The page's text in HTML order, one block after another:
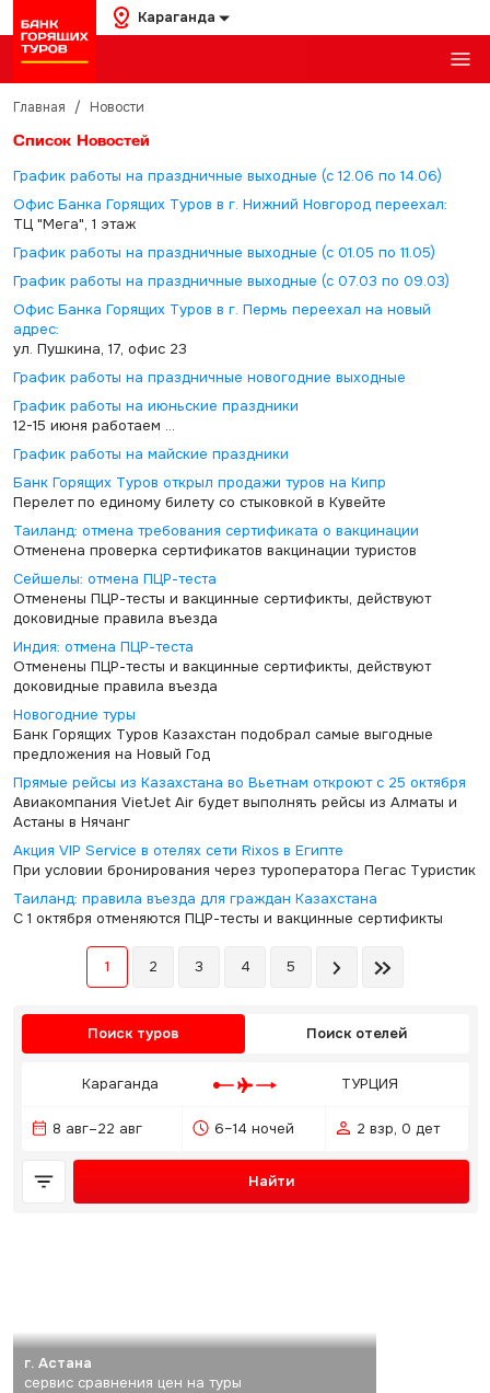
Караганда
Главная / Новости
Список Новостей
График работы на праздничные выходные (с 12.06 по 14.06)
Офис Банка Горящих Туров в г. Нижний Новгород переехал:
ТЦ "Мега", 1 этаж
График работы на праздничные выходные (с 01.05 по 11.05)
График работы на праздничные выходные (с 07.03 по 09.03)
Офис Банка Горящих Туров в г. Пермь переехал на новый
адрес:
ул. Пушкина, 17, офис 23
График работы на праздничные новогодние выходные
График работы на июньские праздники
12-15 июня работаем ...
График работы на майские праздники
Банк Горящих Туров открыл продажи туров на Кипр
Перелет по единому билету со стыковкой в Кувейте
Таиланд: отмена требования сертификата о вакцинации
Отменена проверка сертификатов вакцинации туристов
Сейшелы: отмена ПЦР-теста
Отменены ПЦР-тесты и вакцинные сертификты, действуют
доковидные правила въезда
Индия: отмена ПЦР-теста
Отменены ПЦР-тесты и вакцинные сертификты, действуют
доковидные правила въезда
Новогодние туры
Банк Горящих Туров Казахстан подобрал самые выгодные
предложения на Новый Год
Прямые рейсы из Казахстана во Вьетнам откроют с 25 октября
Авиакомпания VietJet Air будет выполнять рейсы из Алматы и
Астаны в Нячанг
Акция VIP Service в отелях сети Rixos в Египте
При условии бронирования через туроператора Пегас Туристик
Таиланд: правила въезда для граждан Казахстана
С 1 октября отменяются ПЦР-тесты и вакцинные сертификты
1 2 3 4 5
Поиск туров Поиск отелей
Караганда ТУРЦИЯ
8 авг–22 авг 6–14 ночей 2 взр, 0 дет
Найти
г. Астана
сервис сравнения цен на туры